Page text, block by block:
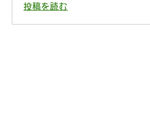
投稿を読む